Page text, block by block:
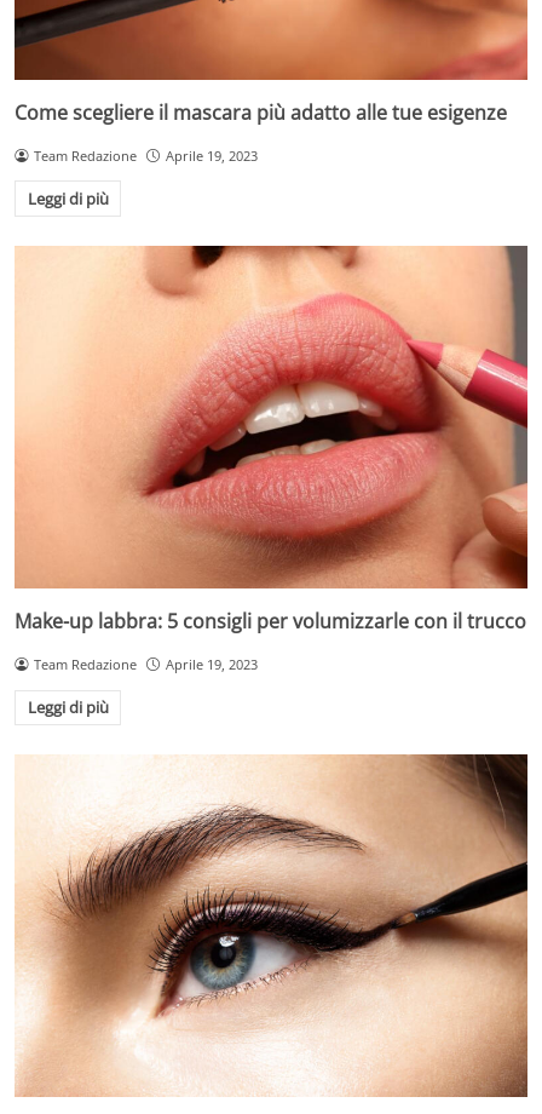
Come scegliere il mascara più adatto alle tue esigenze
Team Redazione Aprile 19, 2023
Leggi di più
Make-up labbra: 5 consigli per volumizzarle con il trucco
Team Redazione Aprile 19, 2023
Leggi di più